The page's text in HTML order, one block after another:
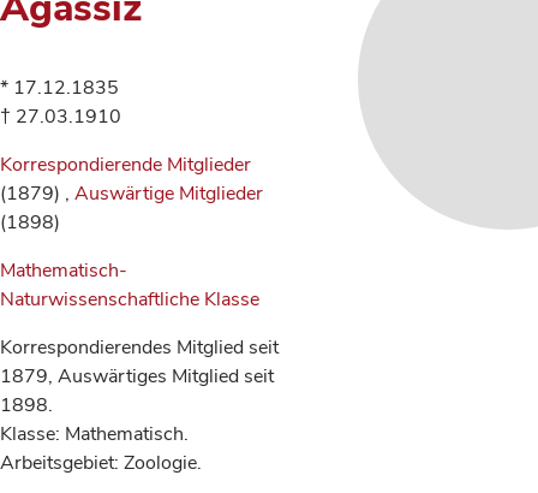
* 17.12.1835
† 27.03.1910
Korrespondierende Mitglieder
(1879) , Auswärtige Mitglieder
(1898)
Mathematisch-
Naturwissenschaftliche Klasse
Korrespondierendes Mitglied seit
1879, Auswärtiges Mitglied seit
1898.
Klasse: Mathematisch.
Arbeitsgebiet: Zoologie.